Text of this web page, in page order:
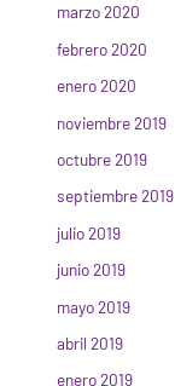
marzo 2020
febrero 2020
enero 2020
noviembre 2019
octubre 2019
septiembre 2019
julio 2019
junio 2019
mayo 2019
abril 2019
enero 2019